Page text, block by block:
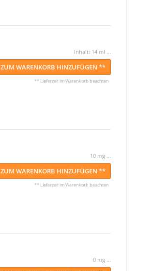
Inhalt: 14 ml ...
ZUM WARENKORB HINZUFÜGEN **
** Lieferzeit im Warenkorb beachten
10 mg ...
ZUM WARENKORB HINZUFÜGEN **
** Lieferzeit im Warenkorb beachten
0 mg ...